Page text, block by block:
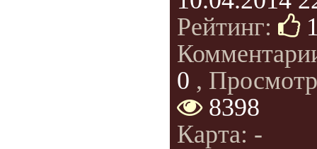
Рейтинг:
0 ,
8398
Карта: -